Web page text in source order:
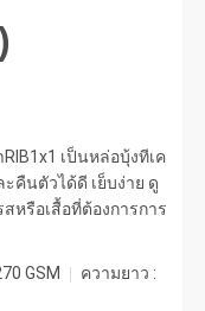
เป็นหล่อบุ้งทีเค
คืนตัวได้ดี เย็บง่าย ดู
หรือเสื้อที่ต้องการการ
GSM
ความยาว :